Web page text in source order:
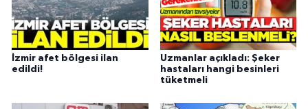
İzmir afet bölgesi ilan
edildi!
Uzmanlar açıkladı: Şeker
hastaları hangi besinleri
tüketmeli